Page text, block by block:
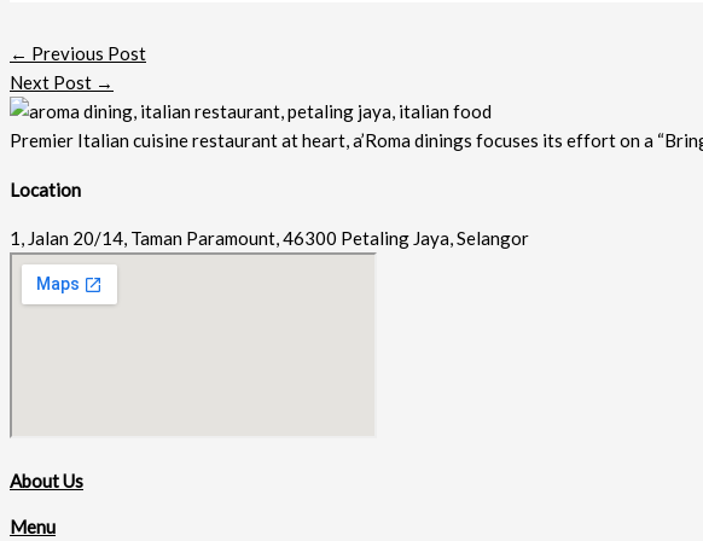
← Previous Post
Next Post →
Premier Italian cuisine restaurant at heart, a’Roma dinings focuses its effort on a
Location
1, Jalan 20/14, Taman Paramount, 46300 Petaling Jaya, Selangor
About Us
Menu